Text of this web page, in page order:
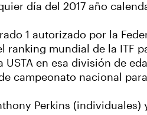
día del 2017 año
1 autorizado por la
ranking mundial de la ITF
USTA en esa división de
campeonato nacional
Perkins